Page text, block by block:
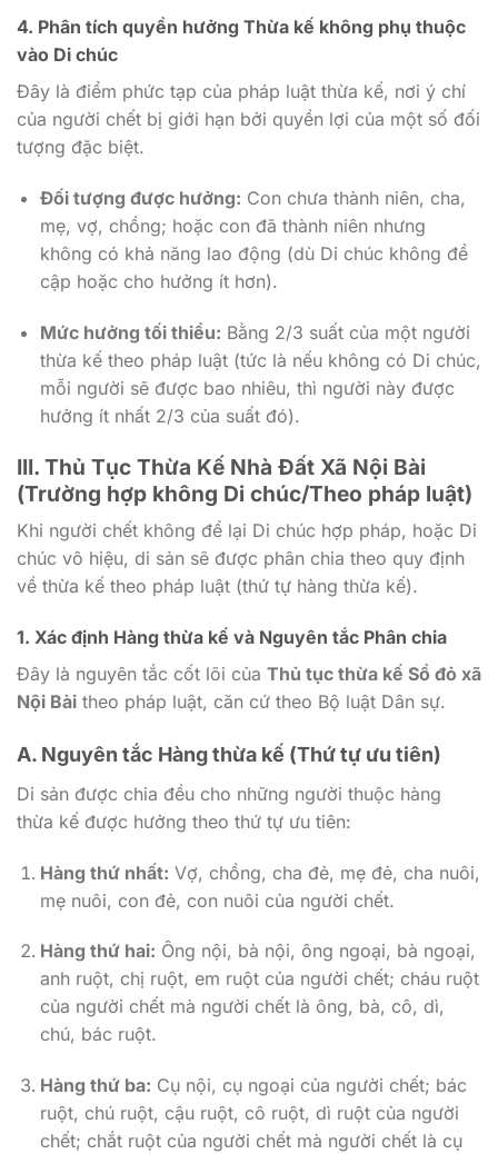
4. Phân tích quyền hưởng Thừa kế không phụ thuộc
vào Di chúc
Đây là điểm phức tạp của pháp luật thừa kế, nơi ý chí
của người chết bị giới hạn bởi quyền lợi của một số đối
tượng đặc biệt.
Đối tượng được hưởng: Con chưa thành niên, cha,
mẹ, vợ, chồng; hoặc con đã thành niên nhưng
không có khả năng lao động (dù Di chúc không đề
cập hoặc cho hưởng ít hơn).
Mức hưởng tối thiểu: Bằng 2/3 suất của một người
thừa kế theo pháp luật (tức là nếu không có Di chúc,
mỗi người sẽ được bao nhiêu, thì người này được
hưởng ít nhất 2/3 của suất đó).
III. Thủ Tục Thừa Kế Nhà Đất Xã Nội Bài
(Trường hợp không Di chúc/Theo pháp luật)
Khi người chết không để lại Di chúc hợp pháp, hoặc Di
chúc vô hiệu, di sản sẽ được phân chia theo quy định
về thừa kế theo pháp luật (thứ tự hàng thừa kế).
1. Xác định Hàng thừa kế và Nguyên tắc Phân chia
Đây là nguyên tắc cốt lõi của Thủ tục thừa kế Sổ đỏ xã
Nội Bài theo pháp luật, căn cứ theo Bộ luật Dân sự.
A. Nguyên tắc Hàng thừa kế (Thứ tự ưu tiên)
Di sản được chia đều cho những người thuộc hàng
thừa kế được hưởng theo thứ tự ưu tiên:
Hàng thứ nhất: Vợ, chồng, cha đẻ, mẹ đẻ, cha nuôi,
mẹ nuôi, con đẻ, con nuôi của người chết.
Hàng thứ hai: Ông nội, bà nội, ông ngoại, bà ngoại,
anh ruột, chị ruột, em ruột của người chết; cháu ruột
của người chết mà người chết là ông, bà, cô, dì,
chú, bác ruột.
Hàng thứ ba: Cụ nội, cụ ngoại của người chết; bác
ruột, chú ruột, cậu ruột, cô ruột, dì ruột của người
chết; chắt ruột của người chết mà người chết là cụ